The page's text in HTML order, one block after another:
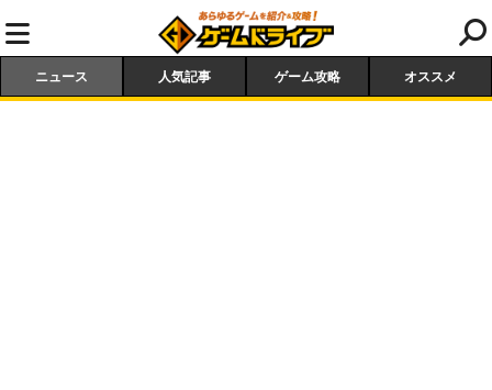
ニュース 人気記事 ゲーム攻略 オススメ